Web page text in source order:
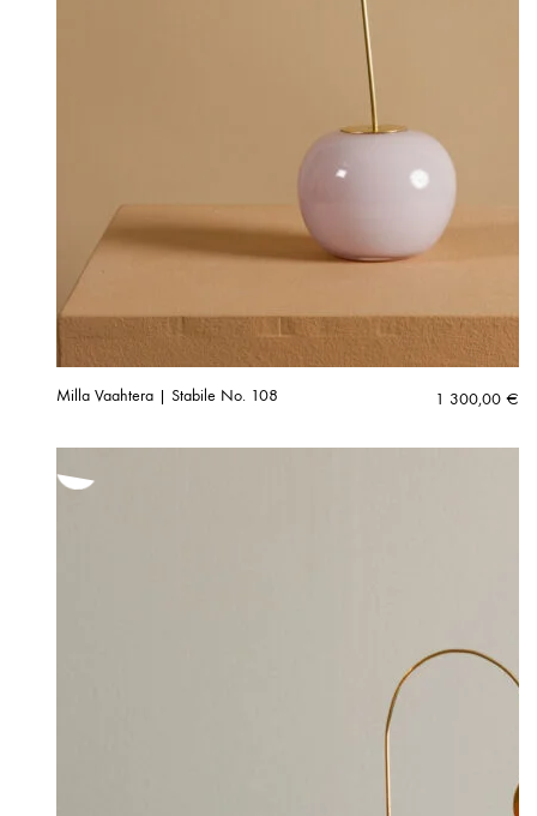
Milla Vaahtera | Stabile No. 108 1 300,00 €